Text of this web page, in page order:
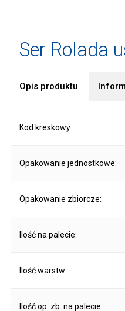
Ser Rolada
Opis produktu
Kod kreskowy
Opakowanie jednostkowe:
Opakowanie zbiorcze:
Ilość na palecie:
Ilość warstw:
Ilość op. zb. na palecie: